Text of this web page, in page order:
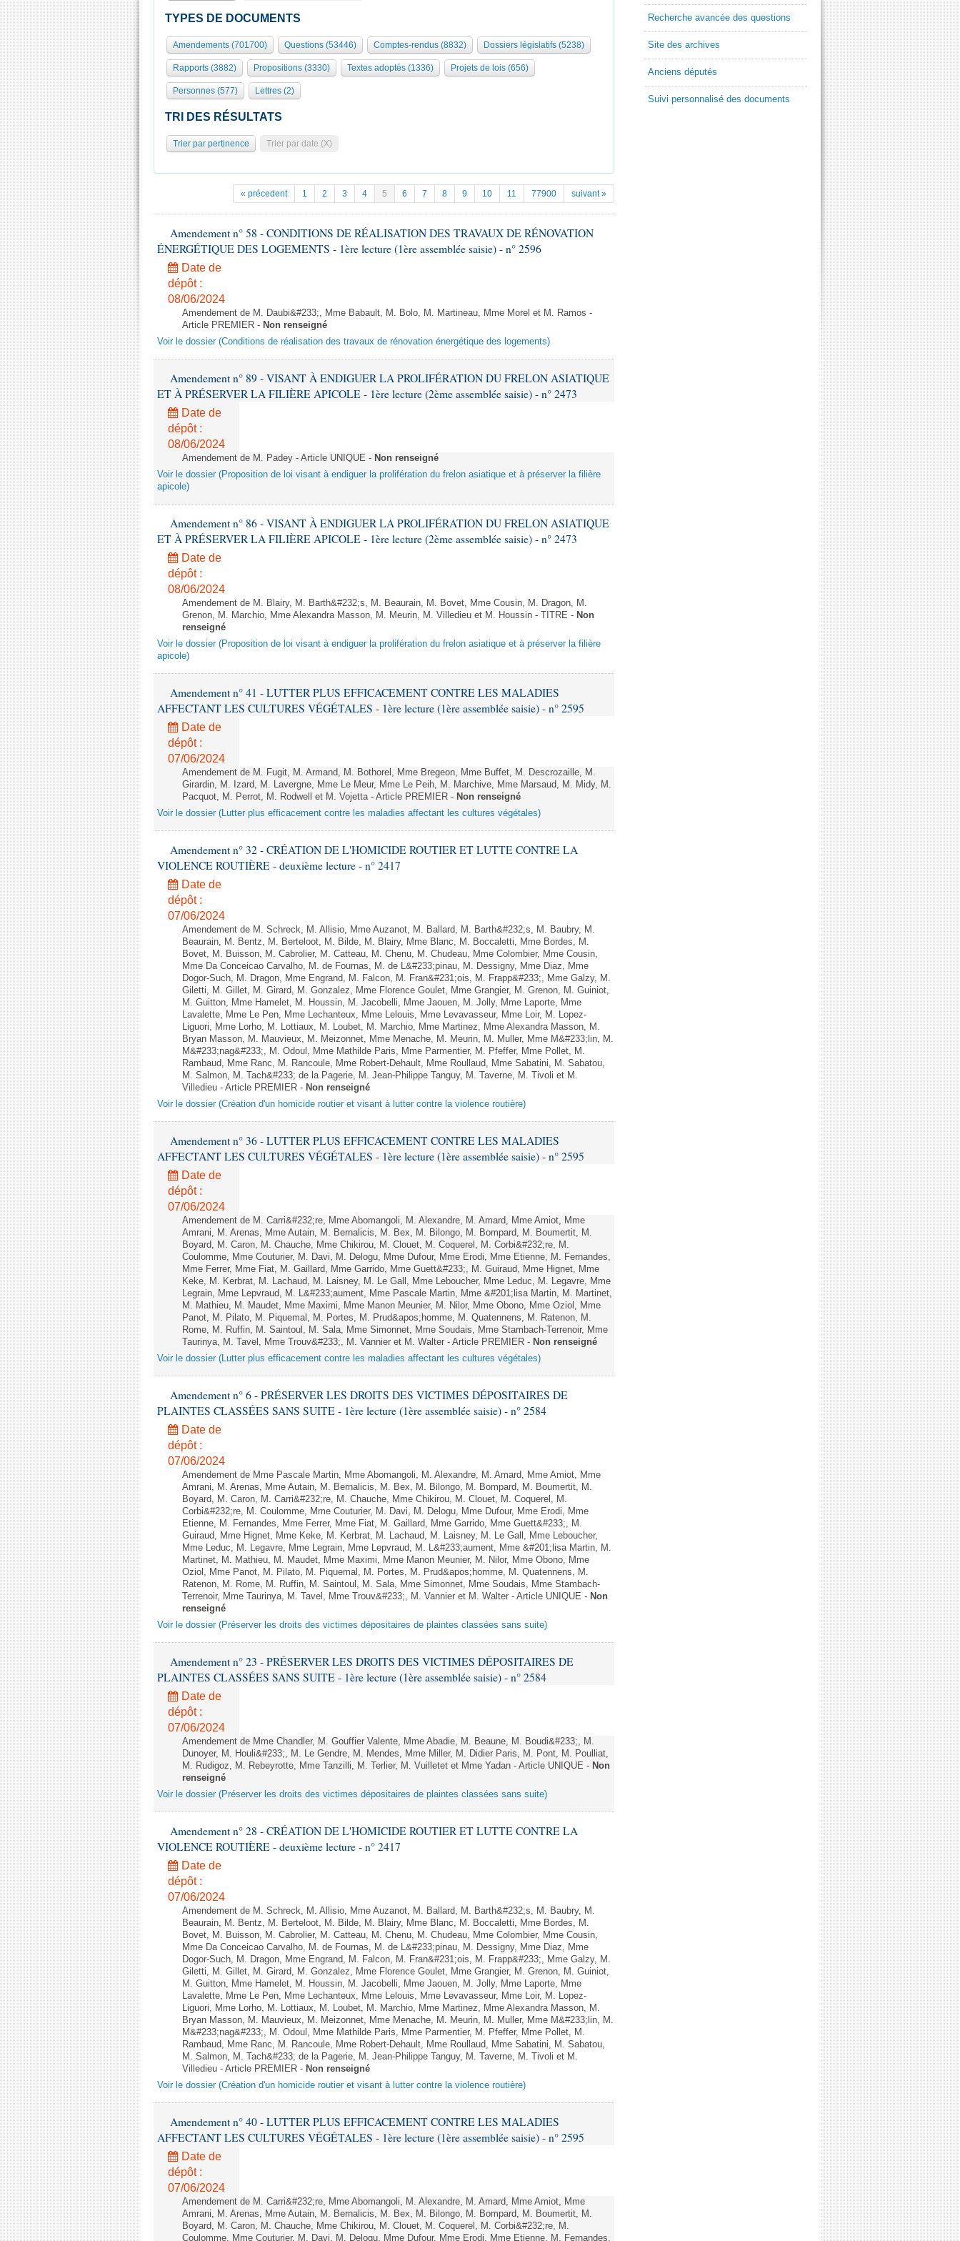
TYPES DE DOCUMENTS
Amendements (701700) Questions (53446) Comptes-rendus (8832) Dossiers législatifs (5238)
Rapports (3882) Propositions (3330) Textes adoptés (1336) Projets de lois (656)
Personnes (577) Lettres (2)
TRI DES RÉSULTATS
Trier par pertinence Trier par date (X)
« précedent 1 2 3 4 5 6 7 8 9 10 11 77900 suivant »
Amendement n° 58 - CONDITIONS DE RÉALISATION DES TRAVAUX DE RÉNOVATION
ÉNERGÉTIQUE DES LOGEMENTS - 1ère lecture (1ère assemblée saisie) - n° 2596
Date de
dépôt :
08/06/2024
Amendement de M. Daubi&#233;, Mme Babault, M. Bolo, M. Martineau, Mme Morel et M. Ramos -
Article PREMIER - Non renseigné
Voir le dossier (Conditions de réalisation des travaux de rénovation énergétique des logements)
Amendement n° 89 - VISANT À ENDIGUER LA PROLIFÉRATION DU FRELON ASIATIQUE
ET À PRÉSERVER LA FILIÈRE APICOLE - 1ère lecture (2ème assemblée saisie) - n° 2473
Date de
dépôt :
08/06/2024
Amendement de M. Padey - Article UNIQUE - Non renseigné
Voir le dossier (Proposition de loi visant à endiguer la prolifération du frelon asiatique et à préserver la filière
apicole)
Amendement n° 86 - VISANT À ENDIGUER LA PROLIFÉRATION DU FRELON ASIATIQUE
ET À PRÉSERVER LA FILIÈRE APICOLE - 1ère lecture (2ème assemblée saisie) - n° 2473
Date de
dépôt :
08/06/2024
Amendement de M. Blairy, M. Barth&#232;s, M. Beaurain, M. Bovet, Mme Cousin, M. Dragon, M.
Grenon, M. Marchio, Mme Alexandra Masson, M. Meurin, M. Villedieu et M. Houssin - TITRE - Non
renseigné
Voir le dossier (Proposition de loi visant à endiguer la prolifération du frelon asiatique et à préserver la filière
apicole)
Amendement n° 41 - LUTTER PLUS EFFICACEMENT CONTRE LES MALADIES
AFFECTANT LES CULTURES VÉGÉTALES - 1ère lecture (1ère assemblée saisie) - n° 2595
Date de
dépôt :
07/06/2024
Amendement de M. Fugit, M. Armand, M. Bothorel, Mme Bregeon, Mme Buffet, M. Descrozaille, M.
Girardin, M. Izard, M. Lavergne, Mme Le Meur, Mme Le Peih, M. Marchive, Mme Marsaud, M. Midy, M.
Pacquot, M. Perrot, M. Rodwell et M. Vojetta - Article PREMIER - Non renseigné
Voir le dossier (Lutter plus efficacement contre les maladies affectant les cultures végétales)
Amendement n° 32 - CRÉATION DE L'HOMICIDE ROUTIER ET LUTTE CONTRE LA
VIOLENCE ROUTIÈRE - deuxième lecture - n° 2417
Date de
dépôt :
07/06/2024
Amendement de M. Schreck, M. Allisio, Mme Auzanot, M. Ballard, M. Barth&#232;s, M. Baubry, M.
Beaurain, M. Bentz, M. Berteloot, M. Bilde, M. Blairy, Mme Blanc, M. Boccaletti, Mme Bordes, M.
Bovet, M. Buisson, M. Cabrolier, M. Catteau, M. Chenu, M. Chudeau, Mme Colombier, Mme Cousin,
Mme Da Conceicao Carvalho, M. de Fournas, M. de L&#233;pinau, M. Dessigny, Mme Diaz, Mme
Dogor-Such, M. Dragon, Mme Engrand, M. Falcon, M. Fran&#231;ois, M. Frapp&#233;, Mme Galzy, M.
Giletti, M. Gillet, M. Girard, M. Gonzalez, Mme Florence Goulet, Mme Grangier, M. Grenon, M. Guiniot,
M. Guitton, Mme Hamelet, M. Houssin, M. Jacobelli, Mme Jaouen, M. Jolly, Mme Laporte, Mme
Lavalette, Mme Le Pen, Mme Lechanteux, Mme Lelouis, Mme Levavasseur, Mme Loir, M. Lopez-
Liguori, Mme Lorho, M. Lottiaux, M. Loubet, M. Marchio, Mme Martinez, Mme Alexandra Masson, M.
Bryan Masson, M. Mauvieux, M. Meizonnet, Mme Menache, M. Meurin, M. Muller, Mme M&#233;lin, M.
M&#233;nag&#233;, M. Odoul, Mme Mathilde Paris, Mme Parmentier, M. Pfeffer, Mme Pollet, M.
Rambaud, Mme Ranc, M. Rancoule, Mme Robert-Dehault, Mme Roullaud, Mme Sabatini, M. Sabatou,
M. Salmon, M. Tach&#233; de la Pagerie, M. Jean-Philippe Tanguy, M. Taverne, M. Tivoli et M.
Villedieu - Article PREMIER - Non renseigné
Voir le dossier (Création d'un homicide routier et visant à lutter contre la violence routière)
Amendement n° 36 - LUTTER PLUS EFFICACEMENT CONTRE LES MALADIES
AFFECTANT LES CULTURES VÉGÉTALES - 1ère lecture (1ère assemblée saisie) - n° 2595
Date de
dépôt :
07/06/2024
Amendement de M. Carri&#232;re, Mme Abomangoli, M. Alexandre, M. Amard, Mme Amiot, Mme
Amrani, M. Arenas, Mme Autain, M. Bernalicis, M. Bex, M. Bilongo, M. Bompard, M. Boumertit, M.
Boyard, M. Caron, M. Chauche, Mme Chikirou, M. Clouet, M. Coquerel, M. Corbi&#232;re, M.
Coulomme, Mme Couturier, M. Davi, M. Delogu, Mme Dufour, Mme Erodi, Mme Etienne, M. Fernandes,
Mme Ferrer, Mme Fiat, M. Gaillard, Mme Garrido, Mme Guett&#233;, M. Guiraud, Mme Hignet, Mme
Keke, M. Kerbrat, M. Lachaud, M. Laisney, M. Le Gall, Mme Leboucher, Mme Leduc, M. Legavre, Mme
Legrain, Mme Lepvraud, M. L&#233;aument, Mme Pascale Martin, Mme &#201;lisa Martin, M. Martinet,
M. Mathieu, M. Maudet, Mme Maximi, Mme Manon Meunier, M. Nilor, Mme Obono, Mme Oziol, Mme
Panot, M. Pilato, M. Piquemal, M. Portes, M. Prud&apos;homme, M. Quatennens, M. Ratenon, M.
Rome, M. Ruffin, M. Saintoul, M. Sala, Mme Simonnet, Mme Soudais, Mme Stambach-Terrenoir, Mme
Taurinya, M. Tavel, Mme Trouv&#233;, M. Vannier et M. Walter - Article PREMIER - Non renseigné
Voir le dossier (Lutter plus efficacement contre les maladies affectant les cultures végétales)
Amendement n° 6 - PRÉSERVER LES DROITS DES VICTIMES DÉPOSITAIRES DE
PLAINTES CLASSÉES SANS SUITE - 1ère lecture (1ère assemblée saisie) - n° 2584
Date de
dépôt :
07/06/2024
Amendement de Mme Pascale Martin, Mme Abomangoli, M. Alexandre, M. Amard, Mme Amiot, Mme
Amrani, M. Arenas, Mme Autain, M. Bernalicis, M. Bex, M. Bilongo, M. Bompard, M. Boumertit, M.
Boyard, M. Caron, M. Carri&#232;re, M. Chauche, Mme Chikirou, M. Clouet, M. Coquerel, M.
Corbi&#232;re, M. Coulomme, Mme Couturier, M. Davi, M. Delogu, Mme Dufour, Mme Erodi, Mme
Etienne, M. Fernandes, Mme Ferrer, Mme Fiat, M. Gaillard, Mme Garrido, Mme Guett&#233;, M.
Guiraud, Mme Hignet, Mme Keke, M. Kerbrat, M. Lachaud, M. Laisney, M. Le Gall, Mme Leboucher,
Mme Leduc, M. Legavre, Mme Legrain, Mme Lepvraud, M. L&#233;aument, Mme &#201;lisa Martin, M.
Martinet, M. Mathieu, M. Maudet, Mme Maximi, Mme Manon Meunier, M. Nilor, Mme Obono, Mme
Oziol, Mme Panot, M. Pilato, M. Piquemal, M. Portes, M. Prud&apos;homme, M. Quatennens, M.
Ratenon, M. Rome, M. Ruffin, M. Saintoul, M. Sala, Mme Simonnet, Mme Soudais, Mme Stambach-
Terrenoir, Mme Taurinya, M. Tavel, Mme Trouv&#233;, M. Vannier et M. Walter - Article UNIQUE - Non
renseigné
Voir le dossier (Préserver les droits des victimes dépositaires de plaintes classées sans suite)
Amendement n° 23 - PRÉSERVER LES DROITS DES VICTIMES DÉPOSITAIRES DE
PLAINTES CLASSÉES SANS SUITE - 1ère lecture (1ère assemblée saisie) - n° 2584
Date de
dépôt :
07/06/2024
Amendement de Mme Chandler, M. Gouffier Valente, Mme Abadie, M. Beaune, M. Boudi&#233;, M.
Dunoyer, M. Houli&#233;, M. Le Gendre, M. Mendes, Mme Miller, M. Didier Paris, M. Pont, M. Poulliat,
M. Rudigoz, M. Rebeyrotte, Mme Tanzilli, M. Terlier, M. Vuilletet et Mme Yadan - Article UNIQUE - Non
renseigné
Voir le dossier (Préserver les droits des victimes dépositaires de plaintes classées sans suite)
Amendement n° 28 - CRÉATION DE L'HOMICIDE ROUTIER ET LUTTE CONTRE LA
VIOLENCE ROUTIÈRE - deuxième lecture - n° 2417
Date de
dépôt :
07/06/2024
Amendement de M. Schreck, M. Allisio, Mme Auzanot, M. Ballard, M. Barth&#232;s, M. Baubry, M.
Beaurain, M. Bentz, M. Berteloot, M. Bilde, M. Blairy, Mme Blanc, M. Boccaletti, Mme Bordes, M.
Bovet, M. Buisson, M. Cabrolier, M. Catteau, M. Chenu, M. Chudeau, Mme Colombier, Mme Cousin,
Mme Da Conceicao Carvalho, M. de Fournas, M. de L&#233;pinau, M. Dessigny, Mme Diaz, Mme
Dogor-Such, M. Dragon, Mme Engrand, M. Falcon, M. Fran&#231;ois, M. Frapp&#233;, Mme Galzy, M.
Giletti, M. Gillet, M. Girard, M. Gonzalez, Mme Florence Goulet, Mme Grangier, M. Grenon, M. Guiniot,
M. Guitton, Mme Hamelet, M. Houssin, M. Jacobelli, Mme Jaouen, M. Jolly, Mme Laporte, Mme
Lavalette, Mme Le Pen, Mme Lechanteux, Mme Lelouis, Mme Levavasseur, Mme Loir, M. Lopez-
Liguori, Mme Lorho, M. Lottiaux, M. Loubet, M. Marchio, Mme Martinez, Mme Alexandra Masson, M.
Bryan Masson, M. Mauvieux, M. Meizonnet, Mme Menache, M. Meurin, M. Muller, Mme M&#233;lin, M.
M&#233;nag&#233;, M. Odoul, Mme Mathilde Paris, Mme Parmentier, M. Pfeffer, Mme Pollet, M.
Rambaud, Mme Ranc, M. Rancoule, Mme Robert-Dehault, Mme Roullaud, Mme Sabatini, M. Sabatou,
M. Salmon, M. Tach&#233; de la Pagerie, M. Jean-Philippe Tanguy, M. Taverne, M. Tivoli et M.
Villedieu - Article PREMIER - Non renseigné
Voir le dossier (Création d'un homicide routier et visant à lutter contre la violence routière)
Amendement n° 40 - LUTTER PLUS EFFICACEMENT CONTRE LES MALADIES
AFFECTANT LES CULTURES VÉGÉTALES - 1ère lecture (1ère assemblée saisie) - n° 2595
Date de
dépôt :
07/06/2024
Amendement de M. Carri&#232;re, Mme Abomangoli, M. Alexandre, M. Amard, Mme Amiot, Mme
Amrani, M. Arenas, Mme Autain, M. Bernalicis, M. Bex, M. Bilongo, M. Bompard, M. Boumertit, M.
Boyard, M. Caron, M. Chauche, Mme Chikirou, M. Clouet, M. Coquerel, M. Corbi&#232;re, M.
Coulomme, Mme Couturier, M. Davi, M. Delogu, Mme Dufour, Mme Erodi, Mme Etienne, M. Fernandes,
Recherche avancée des questions
Site des archives
Anciens députés
Suivi personnalisé des documents